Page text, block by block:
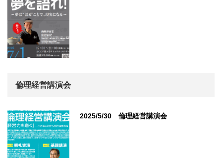
倫理経営講演会
2025/5/30 倫理経営講演会